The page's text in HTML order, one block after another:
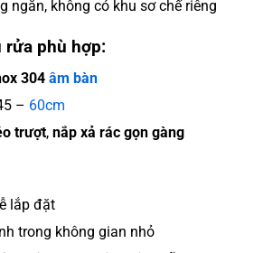
ngắn, không có khu sơ chế riêng
rửa phù hợp:
304 âm bàn
– 60cm
trượt, nắp xả rác gọn gàng
lắp đặt
trong không gian nhỏ